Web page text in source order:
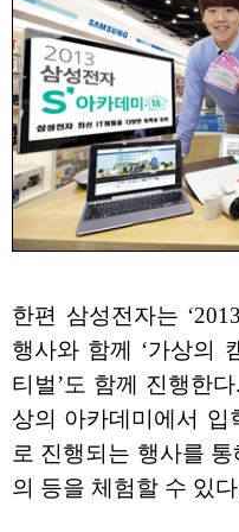
한편 삼성전자는
행사와 함께 ‘가상의
티벌’도 함께 진행한
상의 아카데미에서 입
로 진행되는 행사를
의 등을 체험할 수 있